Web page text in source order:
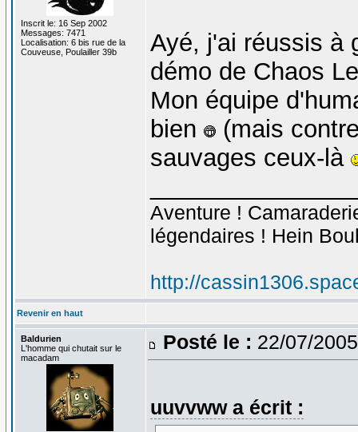
Inscrit le: 16 Sep 2002
Messages: 7471
Localisation: 6 bis rue de la
Couveuse, Poulailler 39b
Ayé, j'ai réussis à
démo de Chaos
Mon équipe
bien
(mais
sauvages ceux-là
Aventure !
légendaires ! Hein
http://
Revenir en haut
Baldurien
L'homme qui chutait sur le
macadam
Posté le : 22/07/
uuvvww a écrit :